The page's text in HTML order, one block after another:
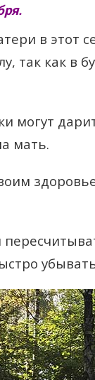
в этот
так как в
могут
мать.